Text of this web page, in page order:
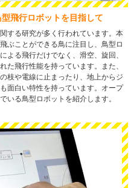
飛行ロボットを目指して
する研究が多く行われています。本
ぶことができる鳥に注目し、鳥型ロ
よる飛行だけでなく、滑空、旋回、
た飛行性能を持っています。また、
枝や電線に止まったり、地上からジ
面白い特性を持っています。オープ
いる鳥型ロボットを紹介します。